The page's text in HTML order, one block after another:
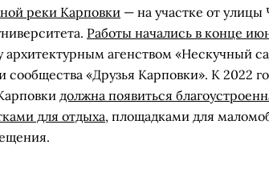
реки Карповки — на участке от улицы
Работы начались в конце
архитектурным агенством «Нескучный
сообщества «Друзья Карповки». К 2022
должна появиться
для отдыха, площадками для